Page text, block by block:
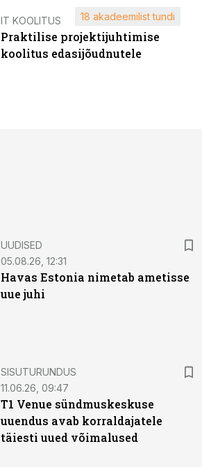
IT KOOLITUS
Praktilise projektijuhtimise
koolitus edasijõudnutele
18 akadeemilist tundi
UUDISED
05.08.26, 12:31
Havas Estonia nimetab ametisse
uue juhi
ST
SISUTURUNDUS
11.06.26, 09:47
T1 Venue sündmuskeskuse
uuendus avab korraldajatele
täiesti uued võimalused